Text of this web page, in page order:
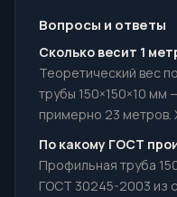
Вопросы и ответы
Сколько весит 1
Теоретический вес
трубы 150×150×10 мм
примерно 23 метров.
По какому ГОСТ
Профильная труба
ГОСТ 30245-2003 из